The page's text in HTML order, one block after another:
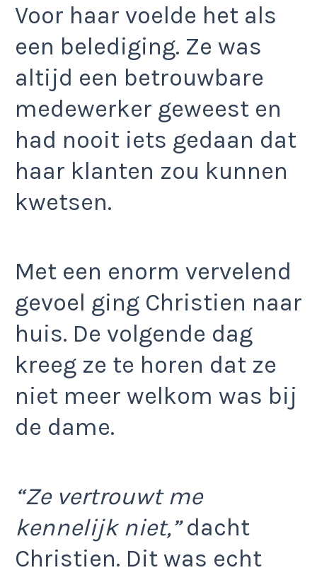
Voor haar voelde het als
een belediging. Ze was
altijd een betrouwbare
medewerker geweest en
had nooit iets gedaan dat
haar klanten zou kunnen
kwetsen.
Met een enorm vervelend
gevoel ging Christien naar
huis. De volgende dag
kreeg ze te horen dat ze
niet meer welkom was bij
de dame.
“Ze vertrouwt me
kennelijk niet,”dacht
Christien. Dit was echt